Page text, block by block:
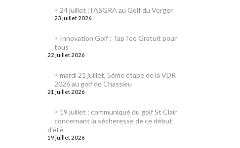
24 juillet : l’ASGRA au Golf du Verger
23 juillet 2026
Innovation Golf : TapTee Gratuit pour
tous
22 juillet 2026
mardi 21 juillet, 5ème étape de la VDR
2026 au golf de Chassieu
21 juillet 2026
19 juillet : communiqué du golf St Clair
concernant la sécheresse de ce début
d’été.
19 juillet 2026